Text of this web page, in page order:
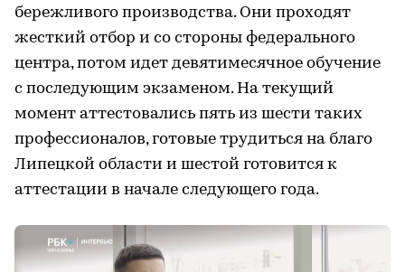
бережливого производства. Они проходят
жесткий отбор и со стороны федерального
центра, потом идет девятимесячное обучение
с последующим экзаменом. На текущий
момент аттестовались пять из шести таких
профессионалов, готовые трудиться на благо
Липецкой области и шестой готовится к
аттестации в начале следующего года.